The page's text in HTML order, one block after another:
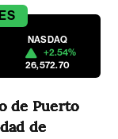
NASDAQ
+2.54%
26,572.70
de Puerto
de